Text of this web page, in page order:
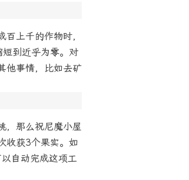
上千的作物时，
到近乎为零。对
他事情，比如去矿
，那么祝尼魔小屋
收获3个果实。如
自动完成这项工